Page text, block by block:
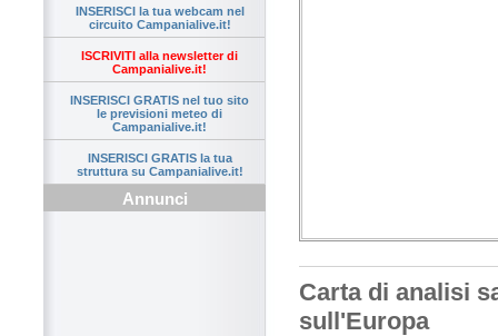
INSERISCI la tua webcam nel
circuito Campanialive.it!
ISCRIVITI alla newsletter di
Campanialive.it!
INSERISCI GRATIS nel tuo sito
le previsioni meteo di
Campanialive.it!
INSERISCI GRATIS la tua
struttura su Campanialive.it!
Annunci
Carta di analisi
sull'Europa